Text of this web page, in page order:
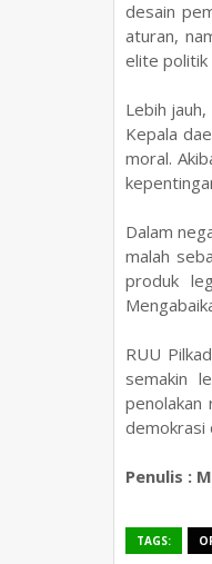
desain
aturan,
elite politik
Lebih
Kepala
moral.
Dalam
malah
produk
RUU
semakin
penolakan
demokrasi
Penulis :
TAGS: